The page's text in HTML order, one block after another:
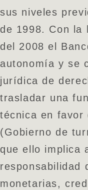
sus niveles
de 1998. Con la
del 2008 el
autonomía y se
jurídica de
trasladar una
técnica en
(Gobierno de
que ello implica
responsabilidad
monetarias,